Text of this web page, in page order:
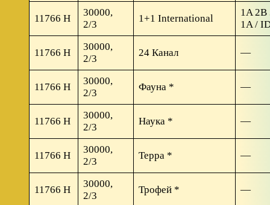
11766 H
30000,
2/3
1+1 International
1A 2B
1A /
11766 H
30000,
2/3
24 Канал —
11766 H
30000,
2/3
Фауна * —
11766 H
30000,
2/3
Наука * —
11766 H
30000,
2/3
Терра * —
11766 H
30000,
2/3
Трофей * —